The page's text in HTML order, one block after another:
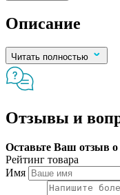
Описание
Читать полностью
Отзывы и
Оставьте Ваш отзыв о
Рейтинг товара
Имя